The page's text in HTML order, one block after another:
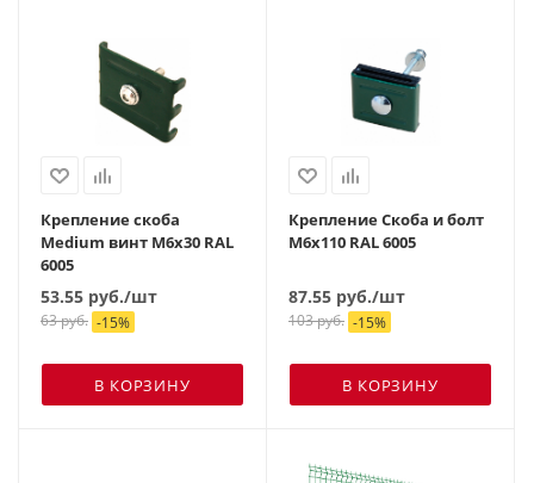
Крепление скоба
Medium винт М6х30 RAL
6005
53.55 руб./шт
63руб. -15%
В КОРЗИНУ
Крепление Скоба и болт
М6х110 RAL 6005
87.55 руб./шт
103руб. -15%
В КОРЗИНУ